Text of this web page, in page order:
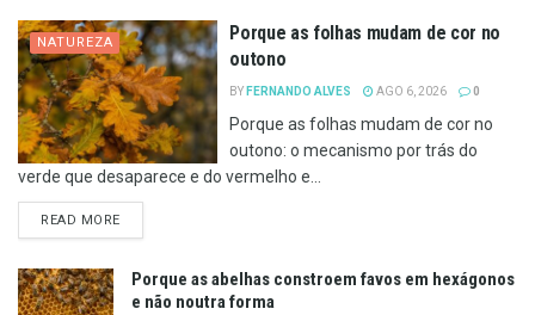
NATUREZA
Porque as folhas mudam de cor no
outono
BY FERNANDO ALVES AGO 6, 2026 0
Porque as folhas mudam de cor no
outono: o mecanismo por trás do
verde que desaparece e do vermelho e...
READ MOREDETAILS
Porque as abelhas constroem favos em hexágonos
e não noutra forma